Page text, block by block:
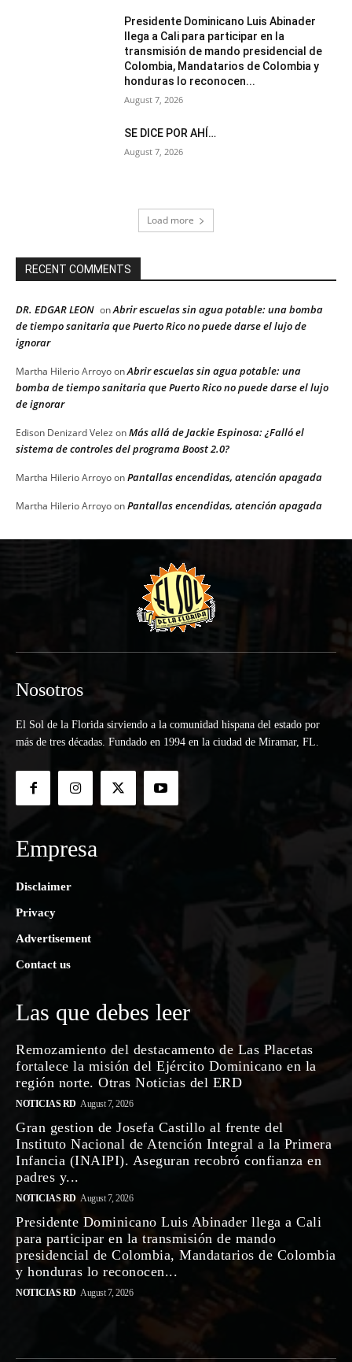
Presidente Dominicano Luis Abinader
llega a Cali para participar en la
transmisión de mando presidencial de
Colombia, Mandatarios de Colombia y
honduras lo reconocen...
August 7, 2026
SE DICE POR AHÍ…
August 7, 2026
Load more
RECENT COMMENTS
DR. EDGAR LEON onAbrir escuelas sin agua potable: una bomba
de tiempo sanitaria que Puerto Rico no puede darse el lujo de
ignorar
Martha Hilerio ArroyoonAbrir escuelas sin agua potable: una
bomba de tiempo sanitaria que Puerto Rico no puede darse el lujo
de ignorar
Edison Denizard Velez onMás allá de Jackie Espinosa: ¿Falló el
sistema de controles del programa Boost 2.0?
Martha Hilerio ArroyoonPantallas encendidas, atención apagada
Martha Hilerio ArroyoonPantallas encendidas, atención apagada
Nosotros
El Sol de la Florida sirviendo a la comunidad hispana del estado por
más de tres décadas. Fundado en 1994 en la ciudad de Miramar, FL.
Empresa
Disclaimer
Privacy
Advertisement
Contact us
Las que debes leer
Remozamiento del destacamento de Las Placetas
fortalece la misión del Ejército Dominicano en la
región norte. Otras Noticias del ERD
NOTICIAS RD August 7, 2026
Gran gestion de Josefa Castillo al frente del
Instituto Nacional de Atención Integral a la Primera
Infancia (INAIPI). Aseguran recobró confianza en
padres y...
NOTICIAS RD August 7, 2026
Presidente Dominicano Luis Abinader llega a Cali
para participar en la transmisión de mando
presidencial de Colombia, Mandatarios de Colombia
y honduras lo reconocen...
NOTICIAS RD August 7, 2026